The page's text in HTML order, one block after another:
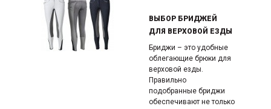
ВЫБОР БРИДЖЕЙ
ДЛЯ ВЕРХОВОЙ ЕЗДЫ
Бриджи – это удобные
облегающие брюки для
верховой езды.
Правильно
подобранные бриджи
обеспечивают не только